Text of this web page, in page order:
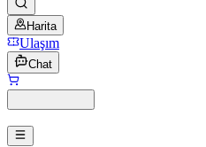
Harita
Ulaşım
Chat